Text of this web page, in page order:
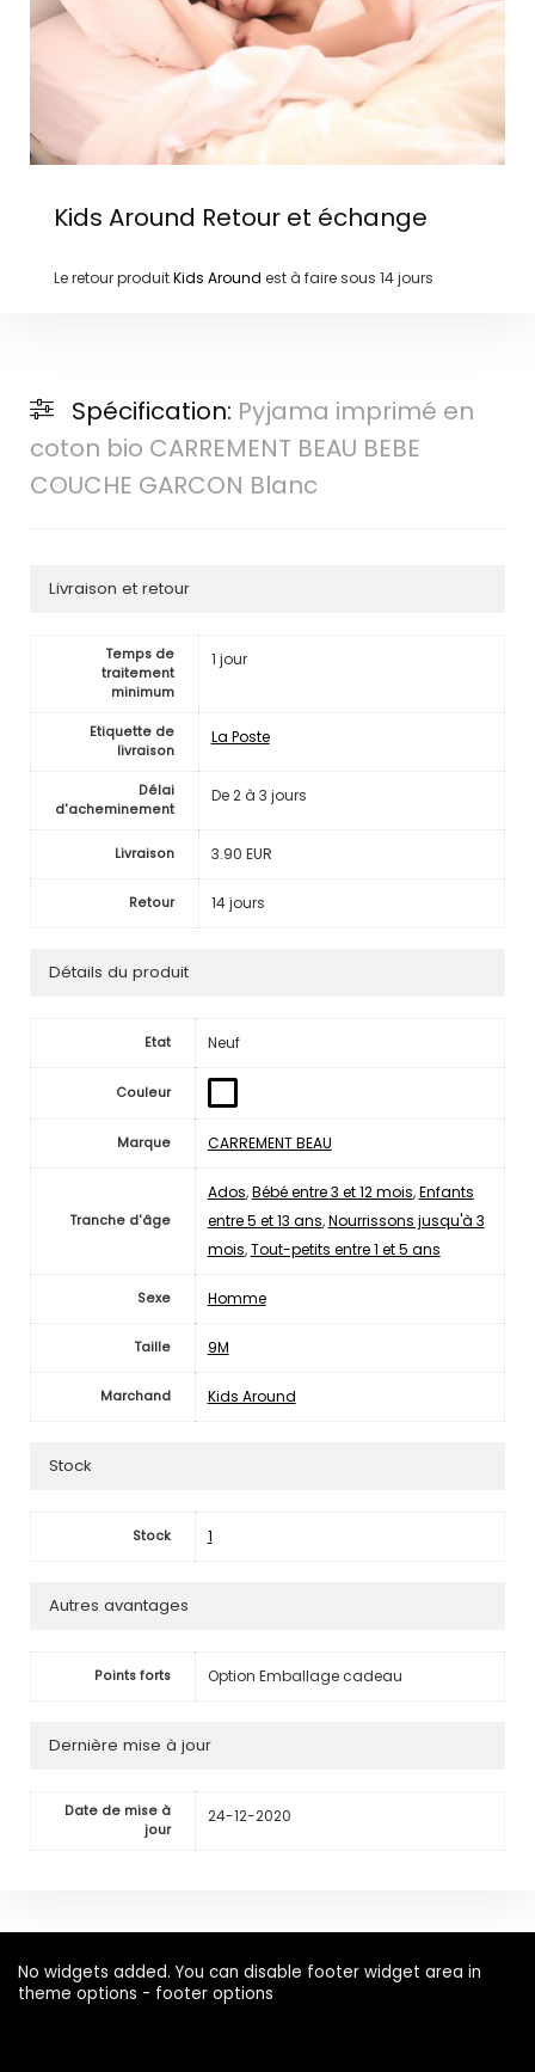
Kids Around Retour et échange
Le retour produitKids Around est à faire sous 14 jours
Spécification: Pyjama imprimé en
coton bio CARREMENT BEAU BEBE
COUCHE GARCON Blanc
Livraison et retour
Temps de
traitement
minimum
1 jour
Etiquette de
livraison
La Poste
Délai
d'acheminement
De 2 à 3 jours
Livraison 3.90 EUR
Retour 14 jours
Détails du produit
Etat Neuf
Couleur
Marque CARREMENT BEAU
Tranche d'âge
Ados,Bébé entre 3 et 12 mois,Enfants
entre 5 et 13 ans,Nourrissons jusqu'à 3
mois,Tout-petits entre 1 et 5 ans
Sexe Homme
Taille 9M
Marchand Kids Around
Stock
Stock 1
Autres avantages
Points forts Option Emballage cadeau
Dernière mise à jour
Date de mise à
jour
24-12-2020
No widgets added. You can disable footer widget area in
theme options - footer options